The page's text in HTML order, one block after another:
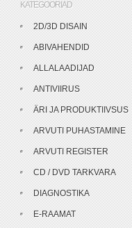
KATEGOORIAD
2D/3D DISAIN
ABIVAHENDID
ALLALAADIJAD
ANTIVIIRUS
ÄRI JA PRODUKTIIVSUS
ARVUTI PUHASTAMINE
ARVUTI REGISTER
CD / DVD TARKVARA
DIAGNOSTIKA
E-RAAMAT